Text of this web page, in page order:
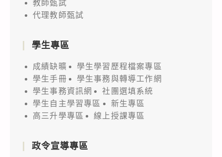
教師甄試
代理教師甄試
學生專區
成績缺曠
學生學習歷程檔案專區
學生手冊
學生事務與轉導工作網
學生事務資訊網
社團選填系統
學生自主學習專區
新生專區
高三升學專區
線上授課專區
政令宣導專區